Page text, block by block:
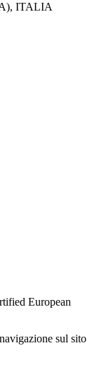
ITALIA
European
sul sito